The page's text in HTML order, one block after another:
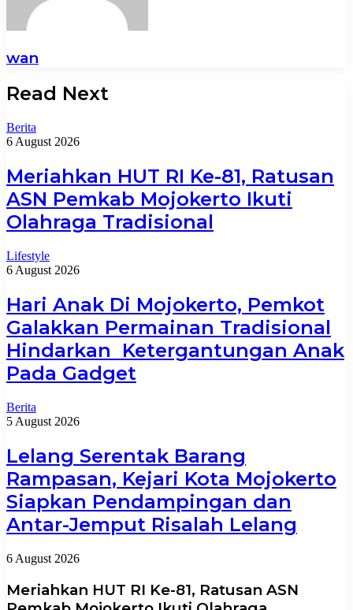
wan
Read Next
Berita
6 August 2026
Meriahkan HUT RI Ke-81, Ratusan
ASN Pemkab Mojokerto Ikuti
Olahraga Tradisional
Lifestyle
6 August 2026
Hari Anak Di Mojokerto, Pemkot
Galakkan Permainan Tradisional
Hindarkan Ketergantungan Anak
Pada Gadget
Berita
5 August 2026
Lelang Serentak Barang
Rampasan, Kejari Kota Mojokerto
Siapkan Pendampingan dan
Antar-Jemput Risalah Lelang
6 August 2026
Meriahkan HUT RI Ke-81, Ratusan ASN